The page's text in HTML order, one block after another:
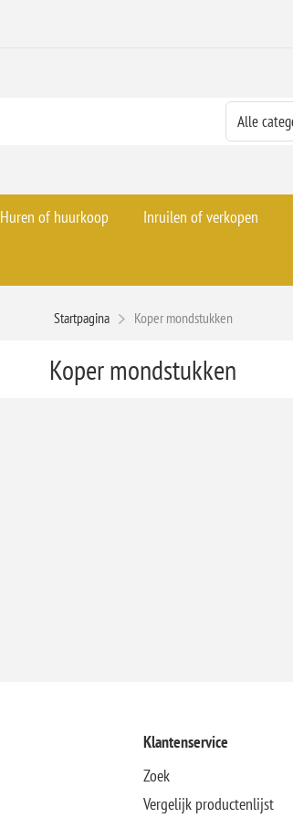
Huren of huurkoop Inruilen of verkopen
Startpagina Koper mondstukken
Koper mondstukken
Klantenservice
Zoek
Vergelijk productenlijst